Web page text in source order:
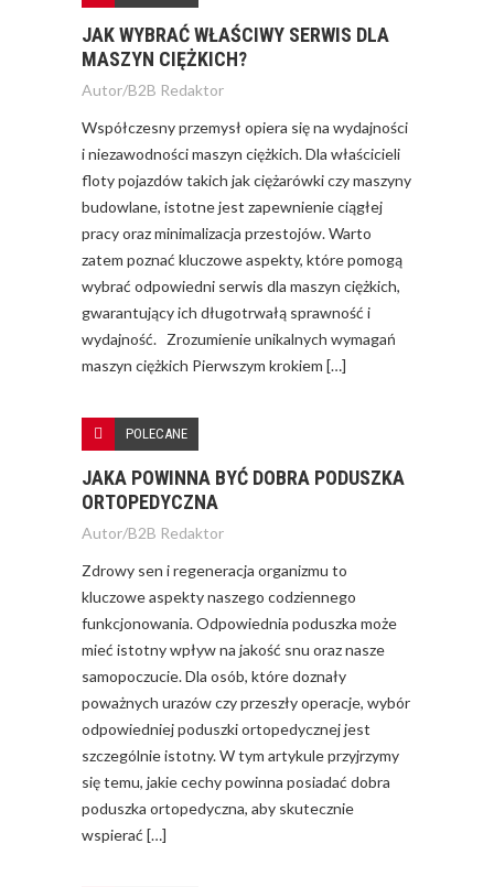
JAK WYBRAĆ WŁAŚCIWY SERWIS DLA
MASZYN CIĘŻKICH?
Autor/B2B Redaktor
Współczesny przemysł opiera się na wydajności
i niezawodności maszyn ciężkich. Dla właścicieli
floty pojazdów takich jak ciężarówki czy maszyny
budowlane, istotne jest zapewnienie ciągłej
pracy oraz minimalizacja przestojów. Warto
zatem poznać kluczowe aspekty, które pomogą
wybrać odpowiedni serwis dla maszyn ciężkich,
gwarantujący ich długotrwałą sprawność i
wydajność. Zrozumienie unikalnych wymagań
maszyn ciężkich Pierwszym krokiem […]
POLECANE
JAKA POWINNA BYĆ DOBRA PODUSZKA
ORTOPEDYCZNA
Autor/B2B Redaktor
Zdrowy sen i regeneracja organizmu to
kluczowe aspekty naszego codziennego
funkcjonowania. Odpowiednia poduszka może
mieć istotny wpływ na jakość snu oraz nasze
samopoczucie. Dla osób, które doznały
poważnych urazów czy przeszły operacje, wybór
odpowiedniej poduszki ortopedycznej jest
szczególnie istotny. W tym artykule przyjrzymy
się temu, jakie cechy powinna posiadać dobra
poduszka ortopedyczna, aby skutecznie
wspierać […]